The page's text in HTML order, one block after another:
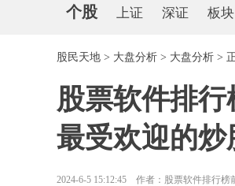
个股 上证 深证 板块
股民天地 > 大盘分析 > 大盘分析 >
股票软件排
最受欢迎的炒
2024-6-5 15:12:45 作者：股票软件排行